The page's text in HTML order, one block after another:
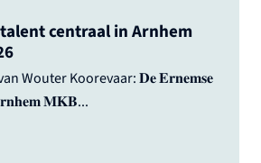
centraal in Arnhem
Wouter Koorevaar: 𝐃𝐞 𝐄𝐫𝐧𝐞𝐦𝐬𝐞
𝐌𝐊𝐁...